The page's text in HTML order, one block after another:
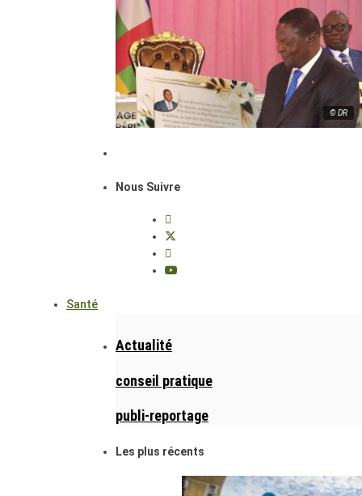
© DR
Nous Suivre
Santé
Actualité
conseil pratique
publi-reportage
Les plus récents